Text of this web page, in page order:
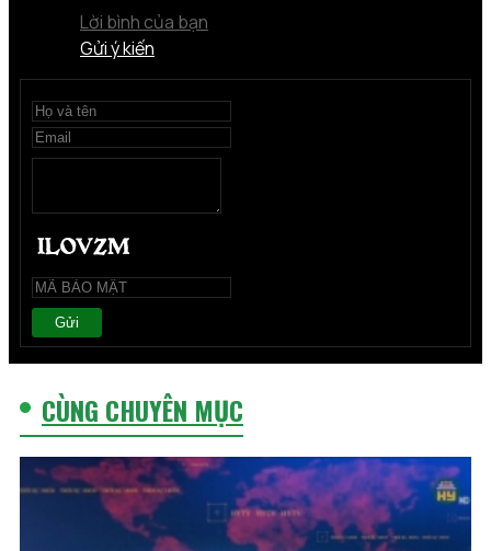
Lời bình của bạn
Gửi ý kiến
Gửi
CÙNG CHUYÊN MỤC